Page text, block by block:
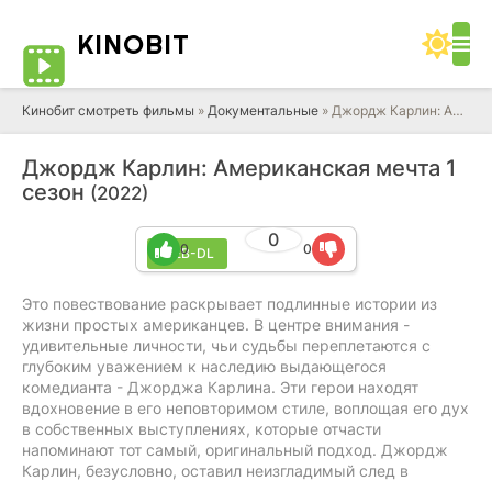
KINOBIT
Кинобит смотреть фильмы » Документальные » Джордж Карлин: Американская мечта 1 сезон
Джордж Карлин: Американская мечта 1
сезон (2022)
WEB-DL
0
0 0
Это повествование раскрывает подлинные истории из
жизни простых американцев. В центре внимания -
удивительные личности, чьи судьбы переплетаются с
глубоким уважением к наследию выдающегося
комедианта - Джорджа Карлина. Эти герои находят
вдохновение в его неповторимом стиле, воплощая его дух
в собственных выступлениях, которые отчасти
напоминают тот самый, оригинальный подход. Джордж
Карлин, безусловно, оставил неизгладимый след в